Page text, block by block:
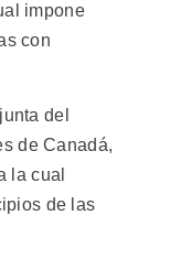
impone
con
del
de Canadá,
la cual
de las